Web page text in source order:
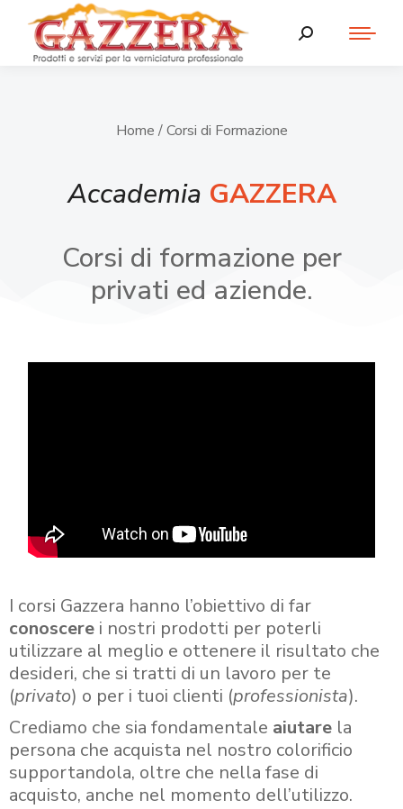
Home / Corsi di Formazione
Accademia GAZZERA
Corsi di formazione per
privati ed aziende.
I corsi Gazzera hanno l’obiettivo di far
conoscere i nostri prodotti per poterli
utilizzare al meglio e ottenere il risultato che
desideri, che si tratti di un lavoro per te
(privato) o per i tuoi clienti (professionista).
Crediamo che sia fondamentale aiutare la
persona che acquista nel nostro colorificio
supportandola, oltre che nella fase di
acquisto, anche nel momento dell’utilizzo.